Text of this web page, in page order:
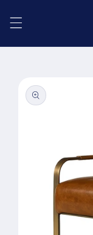
conținut
informațiile
despre
produs